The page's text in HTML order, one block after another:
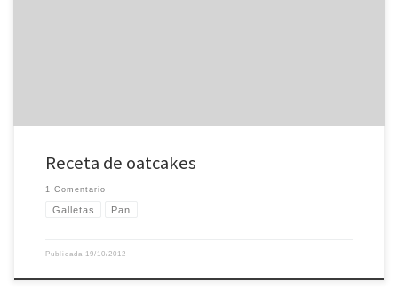
Receta de oatcakes
1 Comentario
Galletas Pan
Publicada 19/10/2012